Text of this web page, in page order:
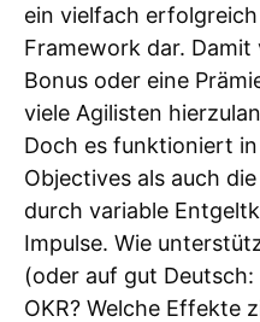
ein vielfach
Framework dar. Damit
Bonus oder eine
viele Agilisten
Doch es funktioniert
Objectives als auch
durch variable
Impulse. Wie
(oder auf gut
OKR? Welche Effekte